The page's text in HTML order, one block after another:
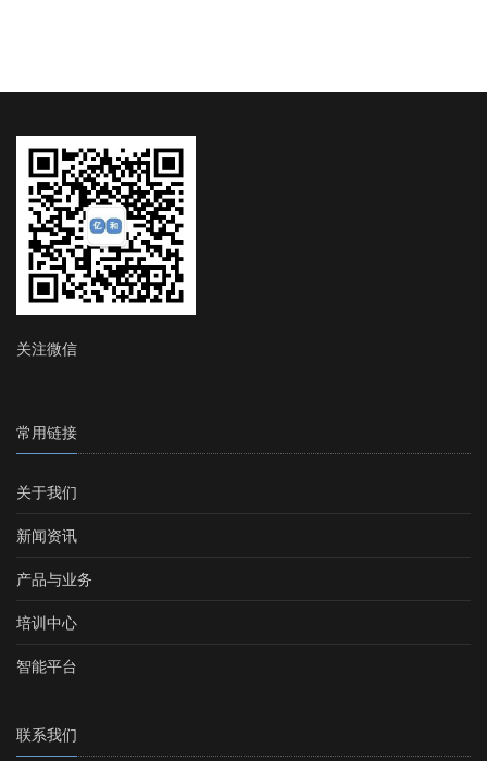
关注微信
常用链接
关于我们
新闻资讯
产品与业务
培训中心
智能平台
联系我们